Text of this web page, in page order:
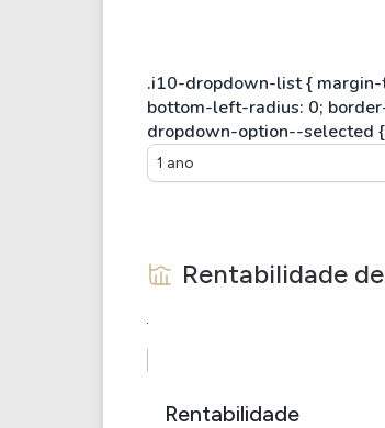
1 ano
Rentabilidade de
Rentabilidade